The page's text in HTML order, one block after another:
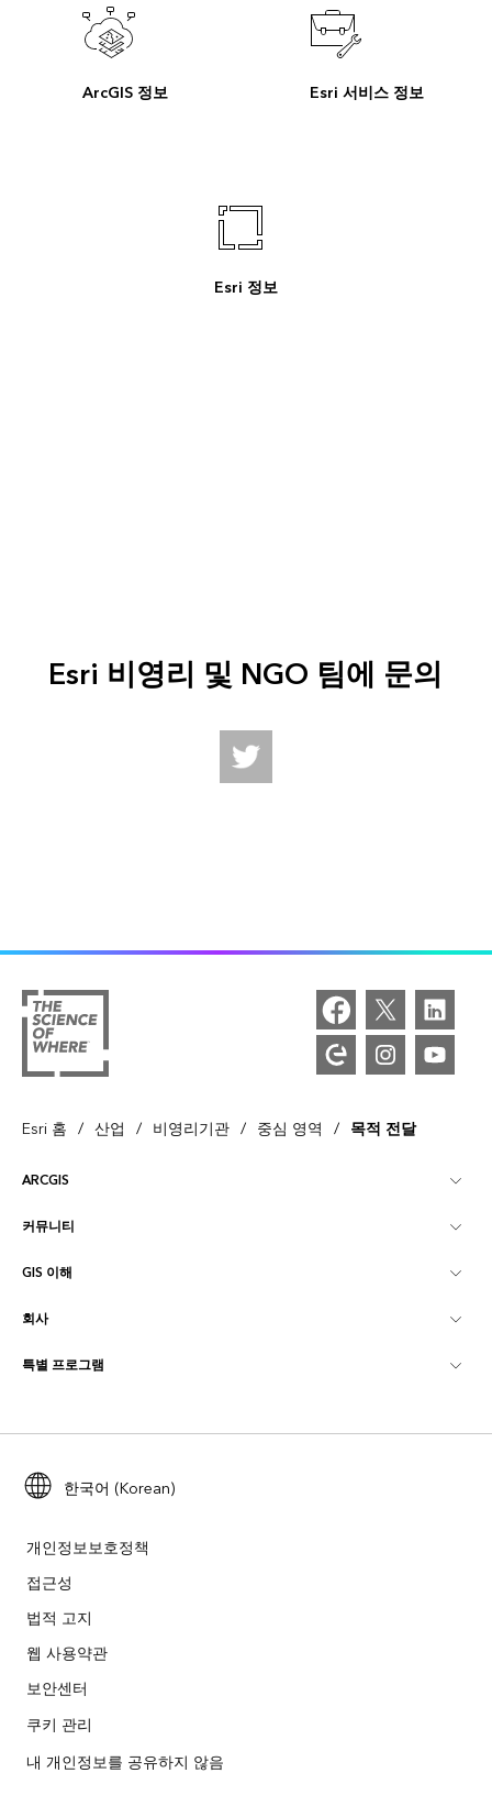
ArcGIS 정보 Esri 서비스 정보
Esri 정보
Esri 비영리 및 NGO 팀에 문의
Follow us on Twitter
Esri 홈 / 산업 / 비영리기관 / 중심 영역 / 목적 전달
ARCGIS
ArcGIS Overview
매핑
ArcGIS Online
Developer Technology
ArcGIS Location Platform
ArcGIS Architecture Center
커뮤니티
Esri 커뮤니티
ArcGIS Blog
사용자 리서치 및 테스트
Esri Young Professionals Network
이벤트
GIS 이해
GIS란?
로케이션 인텔리전스
교육
ArcUser
ArcWatch
Esri 비디오
회사
Esri 정보
채용
파트너
기업윤리강령
환경 및 지속가능성 이니셔티브
사이트맵
특별 프로그램
ArcGIS for Student Use
재난 대응
교육
비영리기관
인종 평등
한국어 (Korean)
개인정보보호정책
접근성
법적 고지
웹 사용약관
보안센터
쿠키 관리
내 개인정보를 공유하지 않음